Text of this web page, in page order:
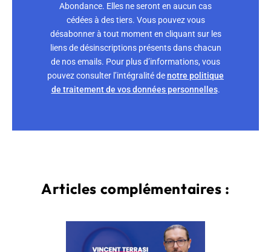
Abondance. Elles ne seront en aucun cas
cédées à des tiers. Vous pouvez vous
désabonner à tout moment en cliquant sur les
liens de désinscriptions présents dans chacun
de nos emails. Pour plus d’informations, vous
pouvez consulter l’intégralité denotre politique
de traitement de vos données personnelles.
Articles complémentaires :